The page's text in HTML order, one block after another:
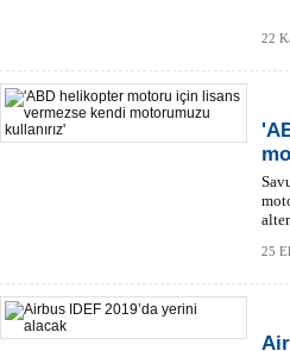
22
25